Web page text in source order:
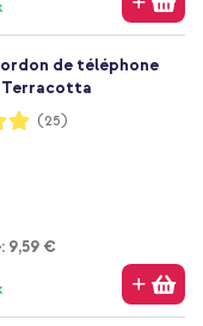
de téléphone
Terracotta
(25)
À partir de
9,59 €